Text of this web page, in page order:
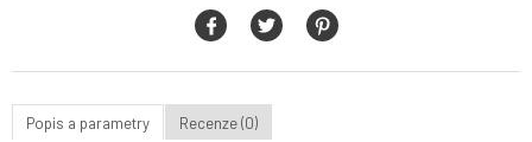
Popis a parametry Recenze (0)